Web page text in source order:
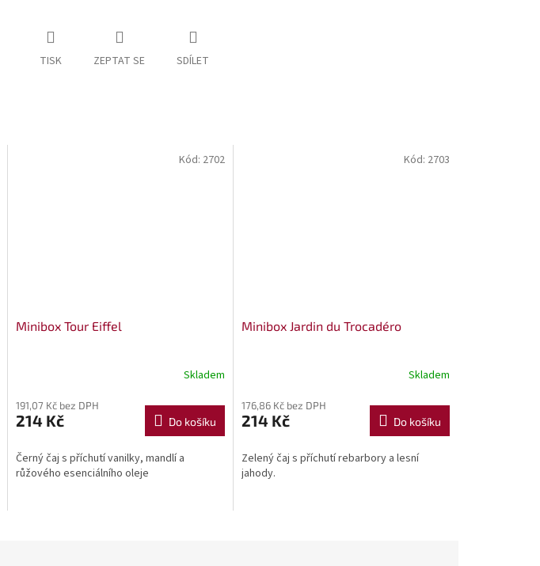
TISK ZEPTAT SE SDÍLET
Minibox Tour Eiffel
Skladem
191,07 Kč bez DPH
214 Kč Do košíku
Černý čaj s příchutí vanilky, mandlí a
růžového esenciálního oleje
Kód: 2702
Minibox Jardin du Trocadéro
Skladem
176,86 Kč bez DPH
214 Kč Do košíku
Zelený čaj s příchutí rebarbory a lesní
jahody.
Kód: 2703